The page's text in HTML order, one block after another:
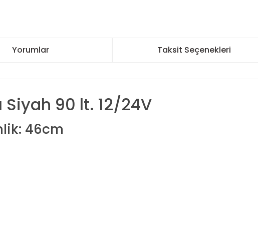
Yorumlar Taksit Seçenekleri
Siyah 90 lt. 12/24V
46cm